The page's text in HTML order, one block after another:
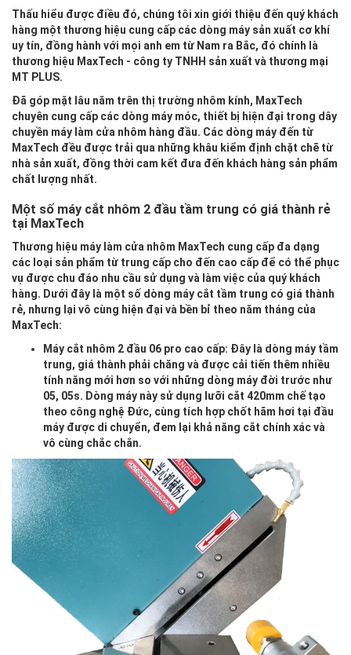
Thấu hiểu được điều đó, chúng tôi xin giới thiệu đến quý khách
hàng một thương hiệu cung cấp các dòng máy sản xuất cơ khí
uy tín, đồng hành với mọi anh em từ Nam ra Bắc, đó chính là
thương hiệu MaxTech - công ty TNHH sản xuất và thương mại
MT PLUS.
Đã góp mặt lâu năm trên thị trường nhôm kính, MaxTech
chuyên cung cấp các dòng máy móc, thiết bị hiện đại trong dây
chuyền máy làm cửa nhôm hàng đầu. Các dòng máy đến từ
MaxTech đều được trải qua những khâu kiểm định chặt chẽ từ
nhà sản xuất, đồng thời cam kết đưa đến khách hàng sản phẩm
chất lượng nhất.
Một số máy cắt nhôm 2 đầu tầm trung có giá thành rẻ
tại MaxTech
Thương hiệu máy làm cửa nhôm MaxTech cung cấp đa dạng
các loại sản phẩm từ trung cấp cho đến cao cấp để có thể phục
vụ được chu đáo nhu cầu sử dụng và làm việc của quý khách
hàng. Dưới đây là một số dòng máy cắt tầm trung có giá thành
rẻ, nhưng lại vô cùng hiện đại và bền bỉ theo năm tháng của
MaxTech:
Máy cắt nhôm 2 đầu 06 pro cao cấp: Đây là dòng máy tầm
trung, giá thành phải chăng và được cải tiến thêm nhiều
tính năng mới hơn so với những dòng máy đời trước như
05, 05s. Dòng máy này sử dụng lưỡi cắt 420mm chế tạo
theo công nghệ Đức, cùng tích hợp chốt hãm hơi tại đầu
máy được di chuyển, đem lại khả năng cắt chính xác và
vô cùng chắc chắn.